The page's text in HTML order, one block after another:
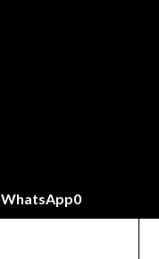
WhatsApp0